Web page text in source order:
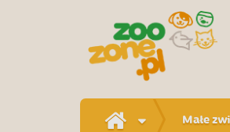
Małe